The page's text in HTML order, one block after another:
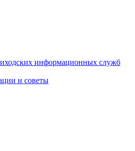
информационных служб
и советы